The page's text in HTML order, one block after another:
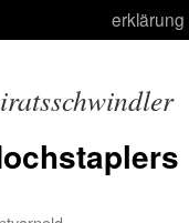
erklärung